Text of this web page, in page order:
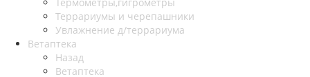
Террариумы и черепашники
Увлажнение д/террариума
Ветаптека
Назад
Ветаптека